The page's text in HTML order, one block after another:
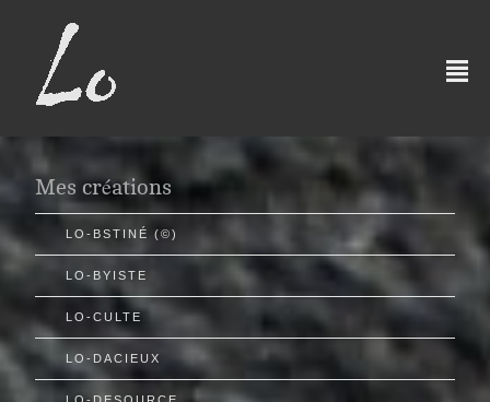
²
Mes créations
LO-BSTINÉ (©)
LO-BYISTE
LO-CULTE
LO-DACIEUX